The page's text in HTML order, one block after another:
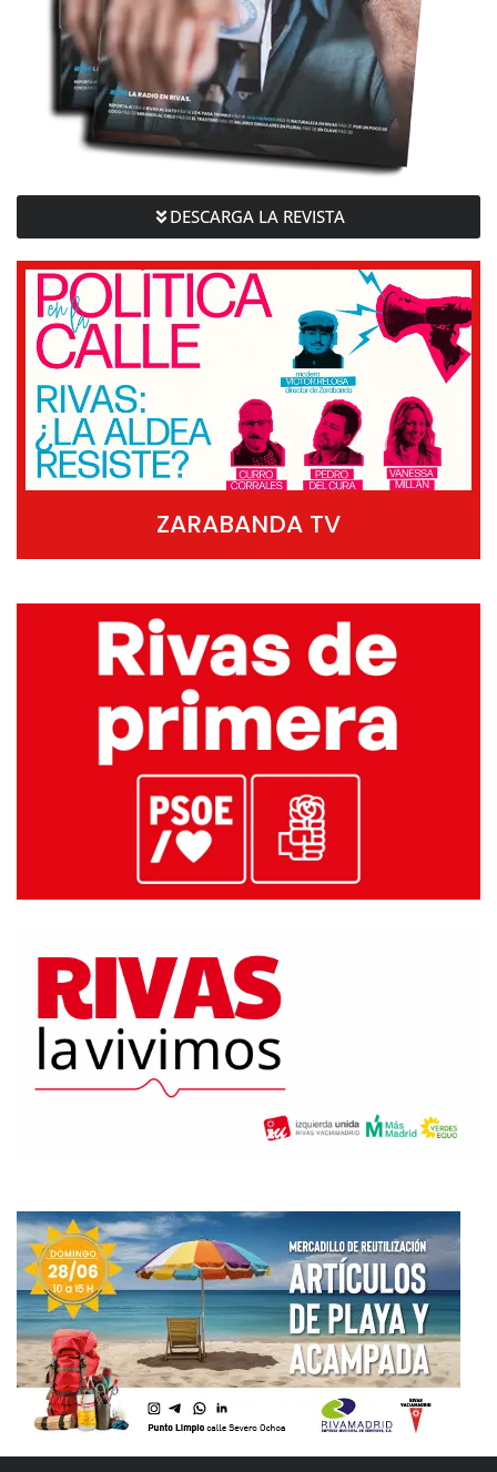
DESCARGA LA REVISTA
ZARABANDA TV